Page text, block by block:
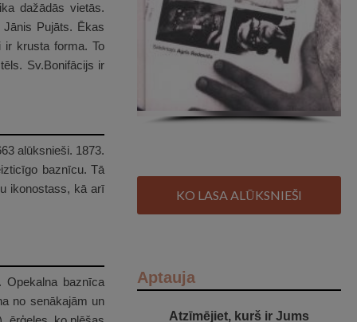
dažādās vietās.
Pujāts. Ēkas
ir krusta forma. To
Sv.Bonifācijs ir
alūksnieši. 1873.
baznīcu. Tā
ikonostass, kā arī
baznīca
no senākajām un
KO LASA ALŪKSNIEŠI
Aptauja
Atzīmējiet, kurš ir Jums